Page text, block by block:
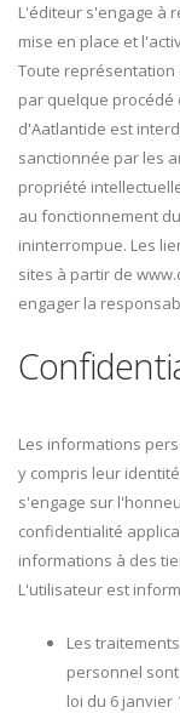
L'éditeur s'engage à
mise en place et
Toute représentation
par quelque procédé
d'Aatlantide est
sanctionnée par les
propriété
au fonctionnement
ininterrompue. Les
sites à partir de
engager la
Les informations
y compris leur
s'engage sur
confidentialité
informations à des
L'utilisateur est
Les
personnel
loi du 6 janvier